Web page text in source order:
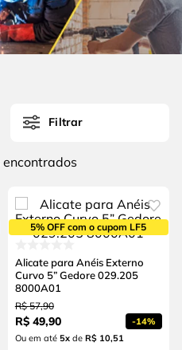
Filtrar
5% OFF com o cupom LF5
Alicate para Anéis Externo
Curvo 5” Gedore 029.205
8000A01
R$ 57,90
R$ 49,90 -14%
Ou em até 5xde R$ 10,51